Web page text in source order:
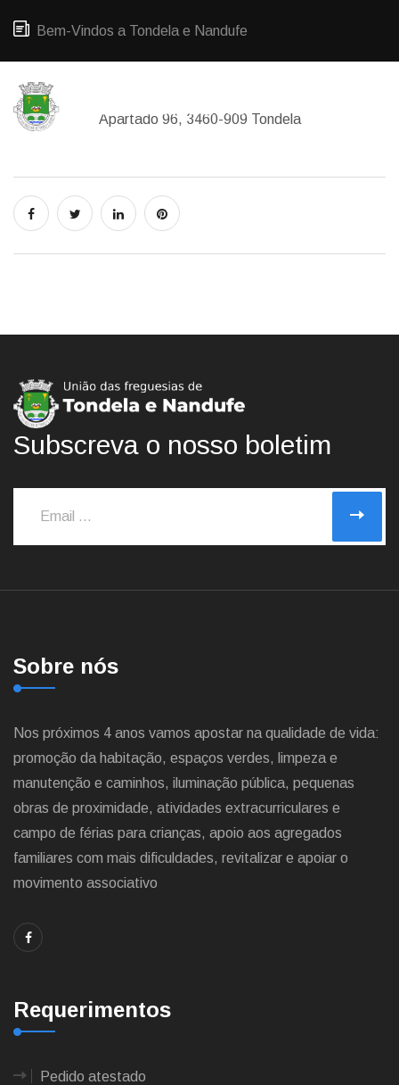
Bem-Vindos a Tondela e Nandufe
Apartado 96, 3460-909 Tondela
Subscreva o nosso boletim
Sobre nós
Nos próximos 4 anos vamos apostar na qualidade de vida:
promoção da habitação, espaços verdes, limpeza e
manutenção e caminhos, iluminação pública, pequenas
obras de proximidade, atividades extracurriculares e
campo de férias para crianças, apoio aos agregados
familiares com mais dificuldades, revitalizar e apoiar o
movimento associativo
Requerimentos
Pedido atestado